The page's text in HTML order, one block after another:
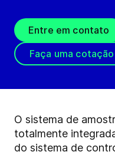
Entre em contato
Faça uma cotação
O sistema de
totalmente
do sistema de